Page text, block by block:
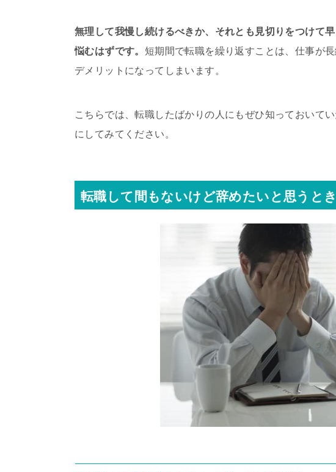
無理して我慢し続けるべきか、それとも見切りをつけて
悩むはずです。 短期間で転職を繰り返すことは、仕事が
デメリットになってしまいます。
こちらでは、転職したばかりの人にもぜひ知っておいて
にしてみてください。
転職して間もないけど辞めたいと思うとき